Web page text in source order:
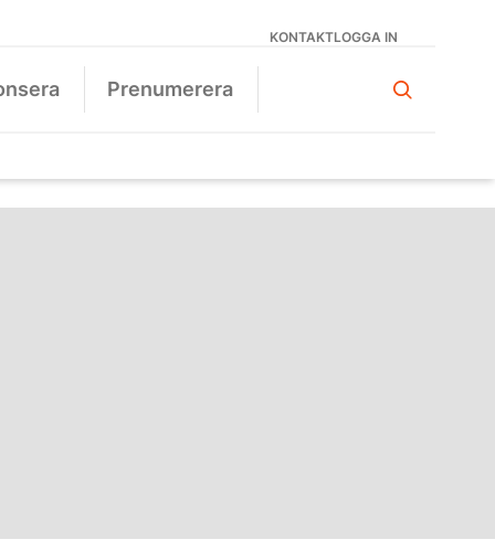
KONTAKTLOGGA IN
Prenumerera